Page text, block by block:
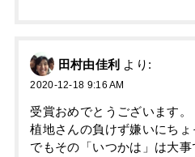
田村由佳利 より:
2020-12-18 9:16 AM
受賞おめでとうございます。
植地さんの負けず嫌いにちょ
でもその「いつかは」は大